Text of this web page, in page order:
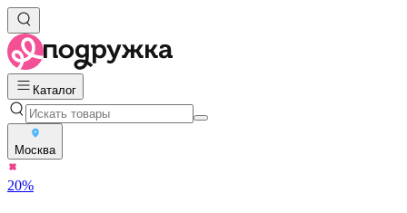
Каталог
Москва
20%